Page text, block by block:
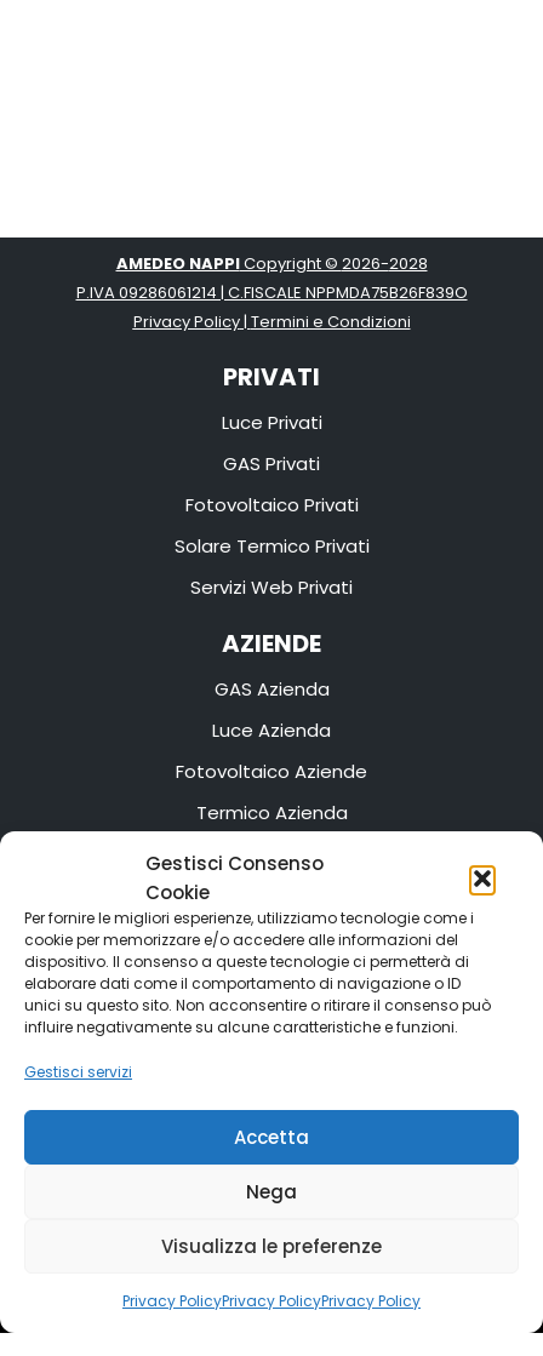
Gestisci Consenso
Cookie
Per fornire le migliori esperienze, utilizziamo tecnologie come i
cookie per memorizzare e/o accedere alle informazioni del
dispositivo. Il consenso a queste tecnologie ci permetterà di
elaborare dati come il comportamento di navigazione o ID
unici su questo sito. Non acconsentire o ritirare il consenso può
influire negativamente su alcune caratteristiche e funzioni.
Gestisci servizi
Accetta
Nega
Visualizza le preferenze
Privacy PolicyPrivacy PolicyPrivacy Policy
AMEDEO NAPPICopyright © 2026-2028
P.IVA 09286061214 | C.FISCALE NPPMDA75B26F839O
Privacy Policy| Termini e Condizioni
PRIVATI
Luce Privati
GAS Privati
Fotovoltaico Privati
Solare Termico Privati
Servizi Web Privati
AZIENDE
GAS Azienda
Luce Azienda
Fotovoltaico Aziende
Termico Azienda
Servizi Web Azienda
CONTATTI
Efficientamento Residenziale
Efficientamento Aziendale
Efficientamento Condominiale
Home
Linkedin
Facebook
WhatsApp
MEDOSERV.IT© 2022 All Rights Reserved |
Privacy e Cookies Policy